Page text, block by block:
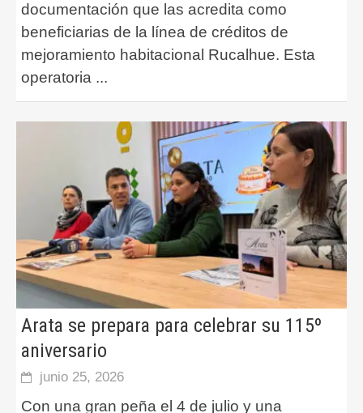
documentación que las acredita como
beneficiarias de la línea de créditos de
mejoramiento habitacional Rucalhue. Esta
operatoria ...
Arata se prepara para celebrar su 115º
aniversario
junio 25, 2026
Con una gran peña el 4 de julio y una